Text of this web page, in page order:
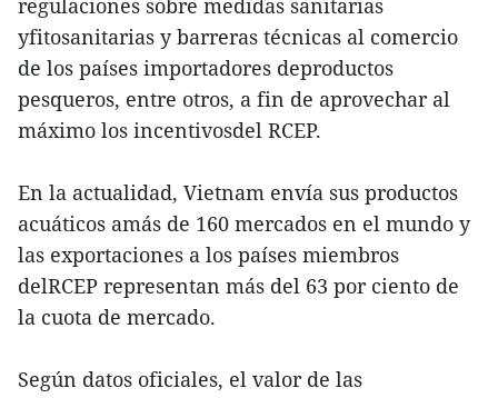
regulaciones sobre medidas sanitarias
yfitosanitarias y barreras técnicas al comercio
de los países importadores deproductos
pesqueros, entre otros, a fin de aprovechar al
máximo los incentivosdel RCEP.
En la actualidad, Vietnam envía sus productos
acuáticos amás de 160 mercados en el mundo y
las exportaciones a los países miembros
delRCEP representan más del 63 por ciento de
la cuota de mercado.
Según datos oficiales, el valor de las